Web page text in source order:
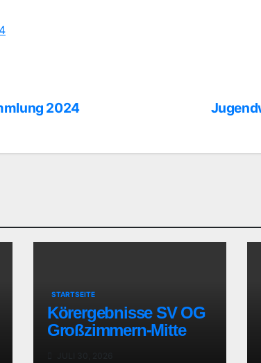
2024
STARTSEITE
Körergebnisse SV OG
Großzimmern-Mitte